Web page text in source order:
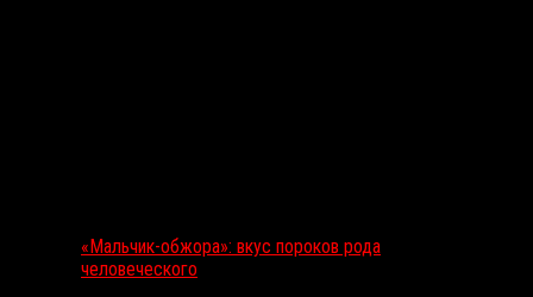
«Мальчик-обжора»: вкус пороков рода
человеческого